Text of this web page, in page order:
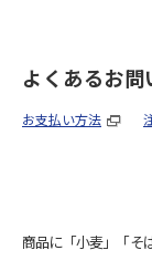
よくあるお問
お支払い方法
商品に「小麦」「そ